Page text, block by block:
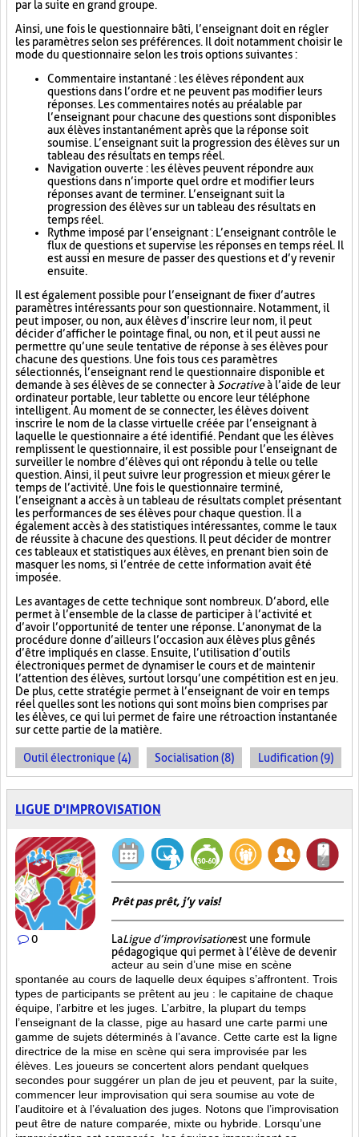
par la suite en grand groupe.
Ainsi, une fois le questionnaire bâti, l’enseignant doit en régler
les paramètres selon ses préférences. Il doit notamment choisir le
mode du questionnaire selon les trois options suivantes :
Commentaire instantané : les élèves répondent aux
questions dans l’ordre et ne peuvent pas modifier leurs
réponses. Les commentaires notés au préalable par
l’enseignant pour chacune des questions sont disponibles
aux élèves instantanément après que la réponse soit
soumise. L’enseignant suit la progression des élèves sur un
tableau des résultats en temps réel.
Navigation ouverte : les élèves peuvent répondre aux
questions dans n’importe quel ordre et modifier leurs
réponses avant de terminer. L’enseignant suit la
progression des élèves sur un tableau des résultats en
temps réel.
Rythme imposé par l’enseignant : L’enseignant contrôle le
flux de questions et supervise les réponses en temps réel. Il
est aussi en mesure de passer des questions et d’y revenir
ensuite.
Il est également possible pour l’enseignant de fixer d’autres
paramètres intéressants pour son questionnaire. Notamment, il
peut imposer, ou non, aux élèves d’inscrire leur nom, il peut
décider d’afficher le pointage final, ou non, et il peut aussi ne
permettre qu’une seule tentative de réponse à ses élèves pour
chacune des questions. Une fois tous ces paramètres
sélectionnés, l’enseignant rend le questionnaire disponible et
demande à ses élèves de se connecter à Socrativeà l’aide de leur
ordinateur portable, leur tablette ou encore leur téléphone
intelligent. Au moment de se connecter, les élèves doivent
inscrire le nom de la classe virtuelle créée par l’enseignant à
laquelle le questionnaire a été identifié. Pendant que les élèves
remplissent le questionnaire, il est possible pour l’enseignant de
surveiller le nombre d’élèves qui ont répondu à telle ou telle
question. Ainsi, il peut suivre leur progression et mieux gérer le
temps de l’activité. Une fois le questionnaire terminé,
l’enseignant a accès à un tableau de résultats complet présentant
les performances de ses élèves pour chaque question. Il a
également accès à des statistiques intéressantes, comme le taux
de réussite à chacune des questions. Il peut décider de montrer
ces tableaux et statistiques aux élèves, en prenant bien soin de
masquer les noms, si l’entrée de cette information avait été
imposée.
Les avantages de cette technique sont nombreux. D’abord, elle
permet à l’ensemble de la classe de participer à l’activité et
d’avoir l’opportunité de tenter une réponse. L’anonymat de la
procédure donne d’ailleurs l’occasion aux élèves plus gênés
d’être impliqués en classe. Ensuite, l’utilisation d’outils
électroniques permet de dynamiser le cours et de maintenir
l’attention des élèves, surtout lorsqu’une compétition est en jeu.
De plus, cette stratégie permet à l’enseignant de voir en temps
réel quelles sont les notions qui sont moins bien comprises par
les élèves, ce qui lui permet de faire une rétroaction instantanée
sur cette partie de la matière.
Outil électronique (4) Socialisation (8) Ludification (9)
LIGUE D'IMPROVISATION
0
Prêt pas prêt, j’y vais!
LaLigue d’improvisationest une formule
pédagogique qui permet à l’élève de devenir
acteur au sein d’une mise en scène
spontanée au cours de laquelle deux équipes s’affrontent. Trois
types de participants se prêtent au jeu : le capitaine de chaque
équipe, l’arbitre et les juges. L’arbitre, la plupart du temps
l’enseignant de la classe, pige au hasard une carte parmi une
gamme de sujets déterminés à l’avance. Cette carte est la ligne
directrice de la mise en scène qui sera improvisée par les
élèves. Les joueurs se concertent alors pendant quelques
secondes pour suggérer un plan de jeu et peuvent, par la suite,
commencer leur improvisation qui sera soumise au vote de
l’auditoire et à l’évaluation des juges. Notons que l’improvisation
peut être de nature comparée, mixte ou hybride. Lorsqu’une